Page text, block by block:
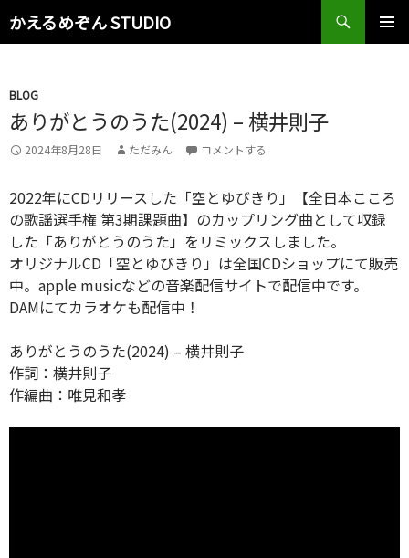
かえるめぞん STUDIO
検
索
ン
ツ
へ
ス
ッ
プ
BLOG
ありがとうのうた(2024) – 横井則子
2024年8月28日 ただみん コメントする
2022年にCDリリースした「空とゆびきり」【全日本こころ
の歌謡選手権 第3期課題曲】のカップリング曲として収録
した「ありがとうのうた」をリミックスしました。
オリジナルCD「空とゆびきり」は全国CDショップにて販売
中。apple musicなどの音楽配信サイトで配信中です。
DAMにてカラオケも配信中！
ありがとうのうた(2024) – 横井則子
作詞：横井則子
作編曲：唯見和孝